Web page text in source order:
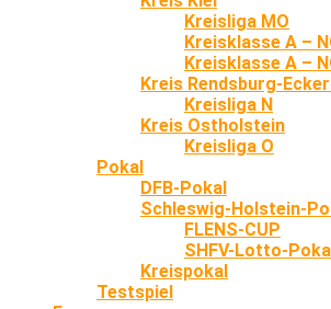
Kreisliga MO
Kreisklasse A –
Kreisklasse A –
Kreis Rendsburg-
Kreisliga N
Kreis Ostholstein
Kreisliga O
Pokal
DFB-Pokal
Schleswig-Holstein-
FLENS-CUP
SHFV-Lotto-
Kreispokal
Testspiel